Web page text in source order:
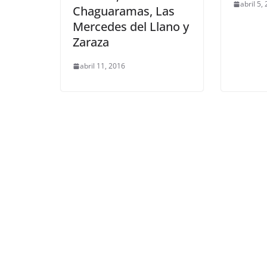
Chaguaramas, Las
Mercedes del Llano y
Zaraza
abril 11, 2016
abril 5,